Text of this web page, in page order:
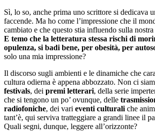
Sì, lo so, anche prima uno scrittore si dedicava
faccende. Ma ho come l’impressione che il
cambiato e che questo stia influendo sulla
E temo che la letteratura stessa rischi di
opulenza, si badi bene, per obesità, per
solo una mia impressione?
Il discorso sugli ambienti e le dinamiche che
cultura odierna è appena abbozzato. Non ci
festivals, dei premi letterari, della serie
che si tengono un po’ ovunque, delle
radiofoniche, dei vari eventi culturali che
tant’è, qui serviva tratteggiare a grandi linee il
Quali segni, dunque, leggere all’orizzonte?